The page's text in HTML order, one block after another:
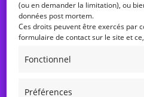
(ou en demander la limitation), ou
données post mortem.
Ces droits peuvent être exercés par
formulaire de contact sur le site et
Fonctionnel
Préférences